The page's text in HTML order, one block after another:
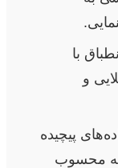
با
و
پیچیده
محسوب